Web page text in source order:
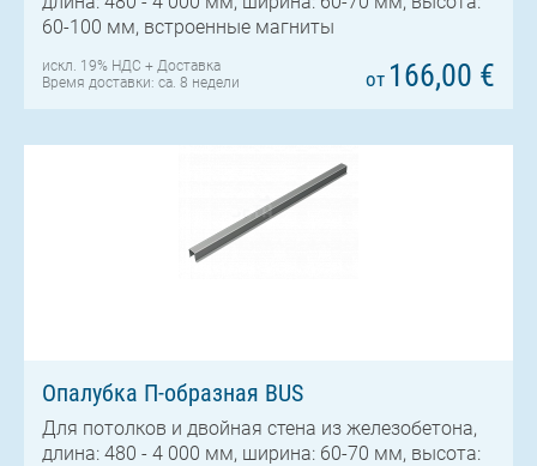
60-100 мм, встроенные магниты
от 166,00 €
искл. 19% НДС + Доставка
Время доставки: ca. 8 недели
Опалубка П-образная BUS
Для потолков и двойная стена из железобетона,
длина: 480 - 4 000 мм, ширина: 60-70 мм, высота: